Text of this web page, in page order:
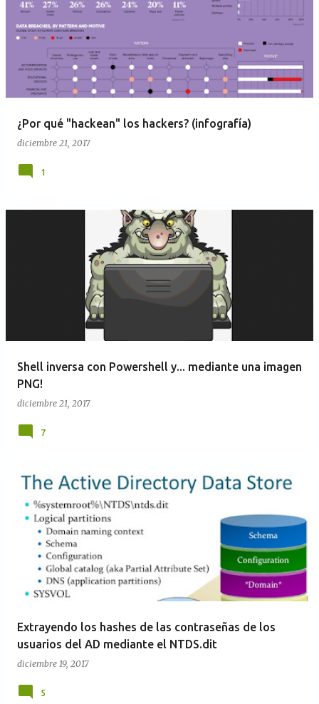
¿Por qué "hackean" los hackers? (infografía)
diciembre 21, 2017
1
Shell inversa con Powershell y... mediante una imagen
PNG!
diciembre 21, 2017
7
Extrayendo los hashes de las contraseñas de los
usuarios del AD mediante el NTDS.dit
diciembre 19, 2017
5